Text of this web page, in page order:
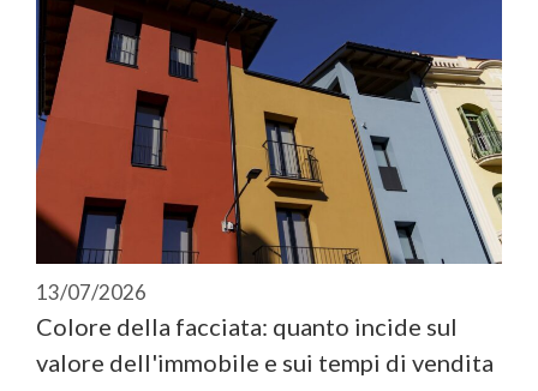
13/07/2026
Colore della facciata: quanto incide sul
valore dell'immobile e sui tempi di vendita